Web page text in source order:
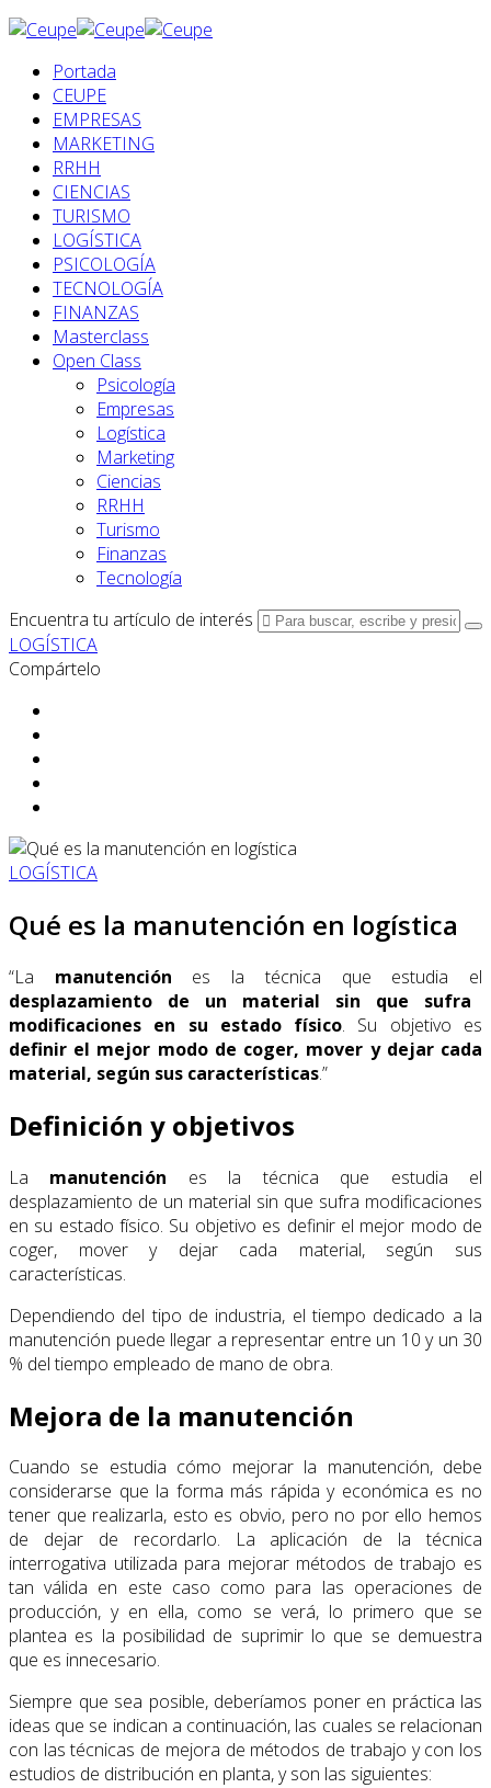
Portada
CEUPE
EMPRESAS
MARKETING
RRHH
CIENCIAS
TURISMO
LOGÍSTICA
PSICOLOGÍA
TECNOLOGÍA
FINANZAS
Masterclass
Open Class
Psicología
Empresas
Logística
Marketing
Ciencias
RRHH
Turismo
Finanzas
Tecnología
Encuentra tu artículo de interés
LOGÍSTICA
Compártelo
LOGÍSTICA
Qué es la manutención en logística
“La manutención es la técnica que estudia el
desplazamiento de un material sin que sufra
modificaciones en su estado físico. Su objetivo es
definir el mejor modo de coger, mover y dejar cada
material, según sus características.”
Definición y objetivos
La manutención es la técnica que estudia el
desplazamiento de un material sin que sufra modificaciones
en su estado físico. Su objetivo es definir el mejor modo de
coger, mover y dejar cada material, según sus
características.
Dependiendo del tipo de industria, el tiempo dedicado a la
manutención puede llegar a representar entre un 10 y un 30
% del tiempo empleado de mano de obra.
Mejora de la manutención
Cuando se estudia cómo mejorar la manutención, debe
considerarse que la forma más rápida y económica es no
tener que realizarla, esto es obvio, pero no por ello hemos
de dejar de recordarlo. La aplicación de la técnica
interrogativa utilizada para mejorar métodos de trabajo es
tan válida en este caso como para las operaciones de
producción, y en ella, como se verá, lo primero que se
plantea es la posibilidad de suprimir lo que se demuestra
que es innecesario.
Siempre que sea posible, deberíamos poner en práctica las
ideas que se indican a continuación, las cuales se relacionan
con las técnicas de mejora de métodos de trabajo y con los
estudios de distribución en planta, y son las siguientes: